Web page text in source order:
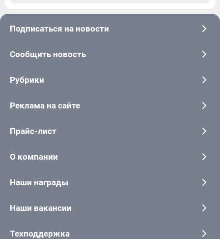
Подписаться на новости
Сообщить новость
Рубрики
Реклама на сайте
Прайс-лист
О компании
Наши награды
Наши вакансии
Техподдержка